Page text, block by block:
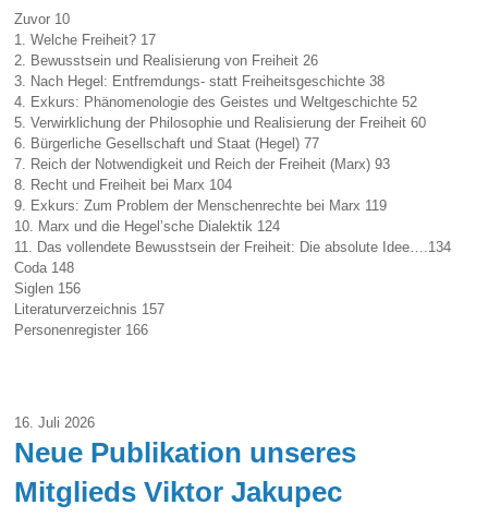
Zuvor 10
1. Welche Freiheit? 17
2. Bewusstsein und Realisierung von Freiheit 26
3. Nach Hegel: Entfremdungs- statt Freiheitsgeschichte 38
4. Exkurs: Phänomenologie des Geistes und Weltgeschichte 52
5. Verwirklichung der Philosophie und Realisierung der Freiheit 60
6. Bürgerliche Gesellschaft und Staat (Hegel) 77
7. Reich der Notwendigkeit und Reich der Freiheit (Marx) 93
8. Recht und Freiheit bei Marx 104
9. Exkurs: Zum Problem der Menschenrechte bei Marx 119
10. Marx und die Hegel’sche Dialektik 124
11. Das vollendete Bewusstsein der Freiheit: Die absolute Idee….134
Coda 148
Siglen 156
Literaturverzeichnis 157
Personenregister 166
16. Juli 2026
Neue Publikation unseres
Mitglieds Viktor Jakupec